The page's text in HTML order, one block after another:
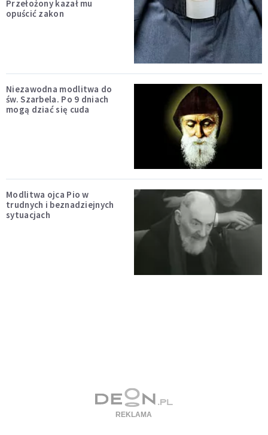
Przełożony kazał mu
opuścić zakon
Niezawodna modlitwa do
św. Szarbela. Po 9 dniach
mogą dziać się cuda
Modlitwa ojca Pio w
trudnych i beznadziejnych
sytuacjach